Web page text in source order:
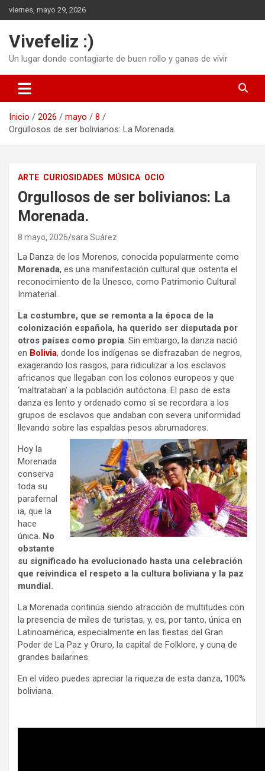
Saltar
al
viernes, mayo 29, 2026
Vivefeliz :)
Un lugar donde contagiarte de buen rollo y ganas de vivir
Inicio 2026 mayo
8
Orgullosos de ser bolivianos: La Morenada.
ARTE CURIOSIDADES MÚSICA OCIO
Orgullosos de ser bolivianos: La
Morenada.
8 mayo, 2026 sara Suárez
La Danza de los Morenos, conocida popularmente como
Morenada, es una manifestación cultural que ostenta el
reconocimiento de la Unesco, como Patrimonio Cultural
Inmaterial.
La costumbre, que se remonta a la época de la
colonización española, ha querido ser disputada por
otros países como propia. Sin embargo, la danza nació
en Bolivia, donde los indígenas se disfrazaban de negros,
exagerando los rasgos, para ridiculizar a los esclavos
africanos que llegaban con los colonos europeos y que
‘maltrataban’ a la población autóctona. El paso de esta
danza es lento y ordenado como si se recordara a los
grupos de esclavos que andaban con severa uniformidad
llevando sobre las espaldas pesos abrumadores.
Hoy la
Morenada
conserva
toda su
parafernal
ia, que la
hace
única. No
obstante
su significado ha evolucionado hasta una celebración
que reivindica el respeto a la cultura boliviana y la paz
mundial.
La Morenada continúa siendo atracción de multitudes con
la presencia de miles de turistas, y, es, por tanto, única en
Latinoamérica, especialmente en las fiestas del Gran
Poder de La Paz y Oruro, la capital de Folklore, y cuna de
grandes bailarines.
En el vídeo puedes apreciar la riqueza de esta danza, 100%
boliviana.